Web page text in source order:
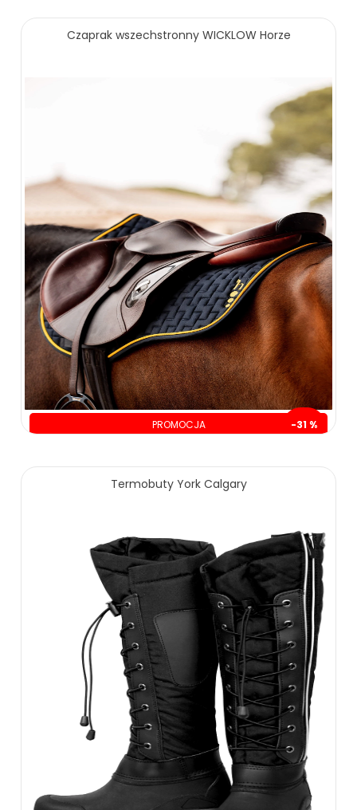
Czaprak wszechstronny WICKLOW Horze
PROMOCJA -31 %
159.00 zł 229.00 zł
Termobuty York Calgary